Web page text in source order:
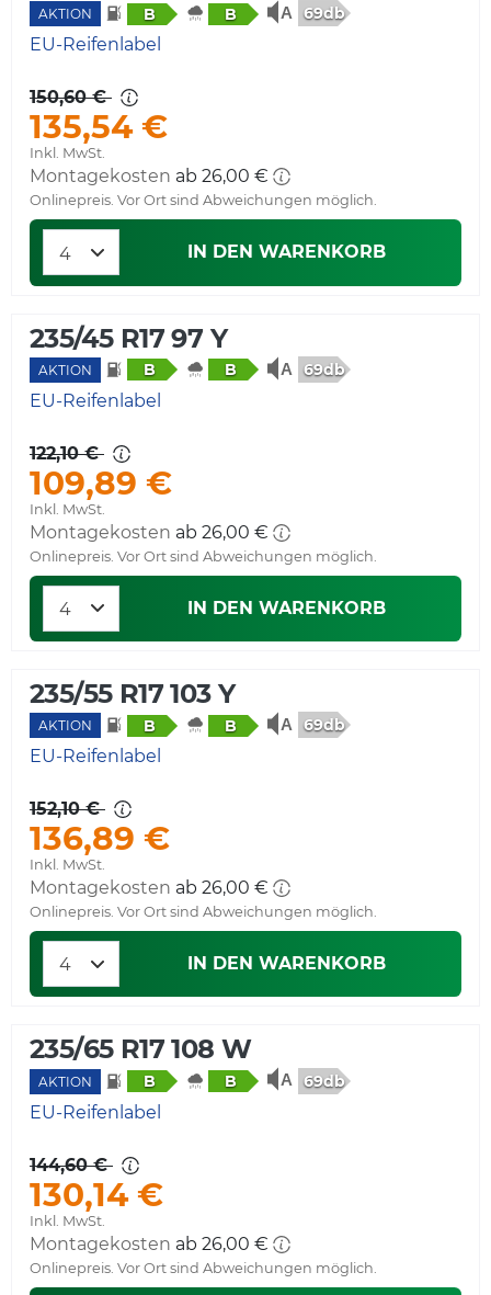
AKTION B B 69db
EU-Reifenlabel
150,60 €
135,54 €
Inkl. MwSt.
Montagekosten ab 26,00 €
Onlinepreis. Vor Ort sind Abweichungen möglich.
IN DEN WARENKORB
235/45 R17 97 Y
AKTION B B 69db
EU-Reifenlabel
122,10 €
109,89 €
Inkl. MwSt.
Montagekosten ab 26,00 €
Onlinepreis. Vor Ort sind Abweichungen möglich.
IN DEN WARENKORB
235/55 R17 103 Y
AKTION B B 69db
EU-Reifenlabel
152,10 €
136,89 €
Inkl. MwSt.
Montagekosten ab 26,00 €
Onlinepreis. Vor Ort sind Abweichungen möglich.
IN DEN WARENKORB
235/65 R17 108 W
AKTION B B 69db
EU-Reifenlabel
144,60 €
130,14 €
Inkl. MwSt.
Montagekosten ab 26,00 €
Onlinepreis. Vor Ort sind Abweichungen möglich.